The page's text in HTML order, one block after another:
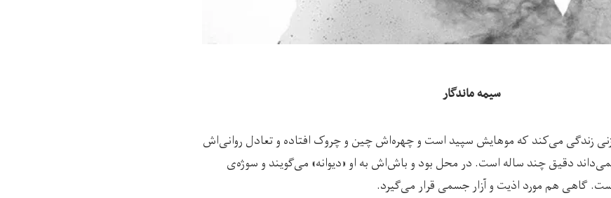
سیمه ماندگار
زنی زندگی می‌کند که موهایش سپید است و چهره‌اش چین و چروک افتاده و تعادل روانی‌اش
دقیق چند ساله است. در محل بود و باش‌اش به او «دیوانه» می‌گویند و سوژه‌ی
گاهی هم مورد اذیت و آزار جسمی قرار می‌گیرد.